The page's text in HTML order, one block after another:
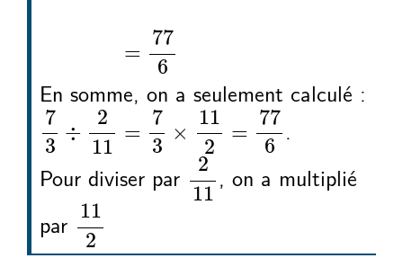
=
77
6
6
En somme, on a seulement calculé :
7
3
÷
2
11
=
7
3
×
11
2
=
77
6
73÷211=7 3×11 2=776
.
Pour diviser par
2
11
11
, on a multiplié
par 11
2
112